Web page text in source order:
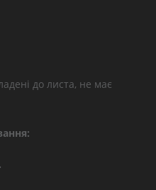
до листа, не має